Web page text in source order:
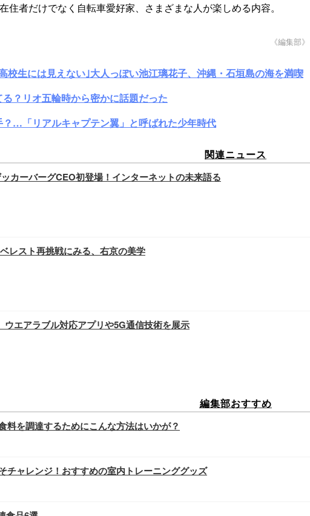
住者だけでなく自転車愛好家、さまざまな人が楽しめる内容。
《編集部》
生には見えない｣大人っぽい池江璃花子、沖縄・石垣島の海を満喫
？リオ五輪時から密かに話題だった
…「リアルキャプテン翼」と呼ばれた少年時代
関連ニュース
カーバーグCEO初登場！インターネットの未来語る
レスト再挑戦にみる、右京の美学
ウエアラブル対応アプリや5G通信技術を展示
編集部おすすめ
料を調達するためにこんな方法はいかが？
チャレンジ！おすすめの室内トレーニンググッズ